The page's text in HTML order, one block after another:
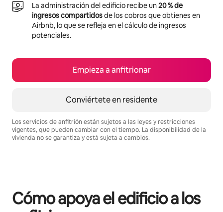
La administración del edificio recibe un20 % de
ingresos compartidosde los cobros que obtienes en
Airbnb, lo que se refleja en el cálculo de ingresos
potenciales.
Empieza a anfitrionar
Conviértete en residente
Los servicios de anfitrión están sujetos a las leyes y restricciones
vigentes, que pueden cambiar con el tiempo. La disponibilidad de la
vivienda no se garantiza y está sujeta a cambios.
Cómo apoya el edificio a los